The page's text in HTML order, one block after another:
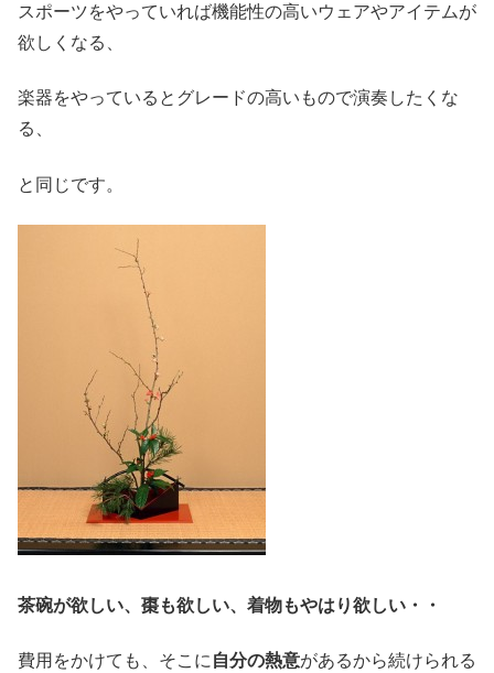
スポーツをやっていれば機能性の高いウェアやアイテムが
欲しくなる、
楽器をやっているとグレードの高いもので演奏したくな
る、
と同じです。
茶碗が欲しい、棗も欲しい、着物もやはり欲しい・・
費用をかけても、そこに 自分の熱意があるから続けられる